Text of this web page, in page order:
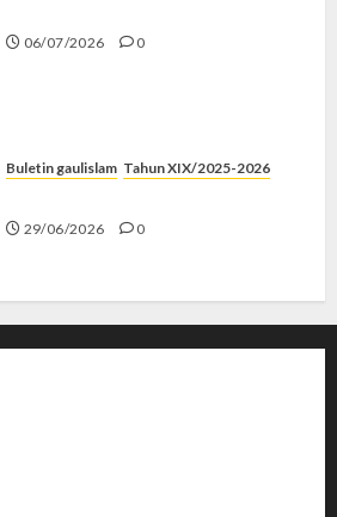
06/07/2026 0
Buletin gaulislam Tahun XIX/2025-2026
29/06/2026 0